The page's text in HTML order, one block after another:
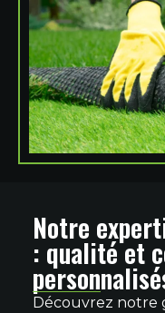
Notre
: qualité et
Découvrez notre